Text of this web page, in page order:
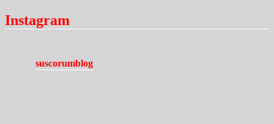
Instagram
suscorumblog